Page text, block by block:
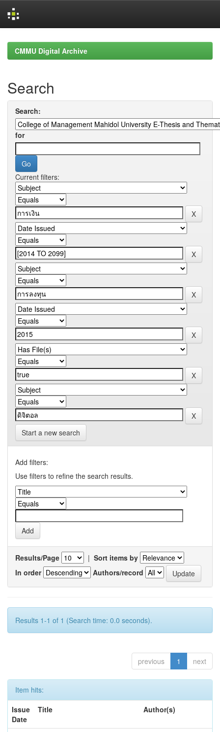
navigationCMMU Digital Archive
Search
Search:
for
Current filters:
Start a new search
Add filters:
Use filters to refine the search results.
Results/Page | Sort items by
In order
Authors/record
Results 1-1 of 1 (Search time: 0.0 seconds).
previous 1 next
Item hits:
Issue
Date
Title Author(s)